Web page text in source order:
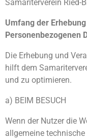
Samariterverein Ried-
Umfang der
Personenbezogenen
Die Erhebung und
hilft dem
und zu optimieren.
a) BEIM BESUCH
Wenn der Nutzer die
allgemeine